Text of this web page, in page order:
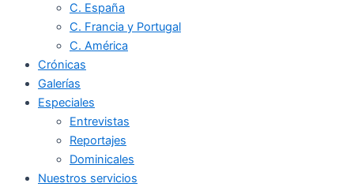
C. España
C. Francia y Portugal
C. América
Crónicas
Galerías
Especiales
Entrevistas
Reportajes
Dominicales
Nuestros servicios